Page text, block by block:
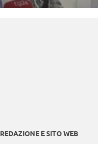
REDAZIONE E SITO WEB